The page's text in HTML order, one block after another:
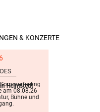
& KONZERTE
Helmstedt
am 08.08.26
Bühne und